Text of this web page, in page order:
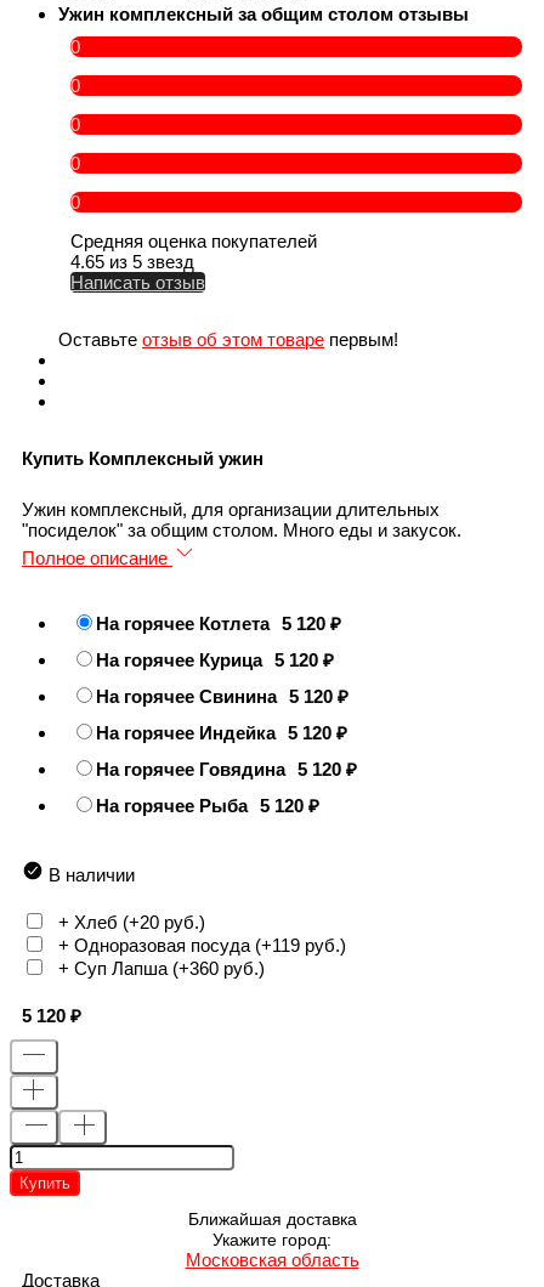
Ужин комплексный за общим столом отзывы
0
0
0
0
0
Средняя оценка покупателей
4.65 из 5 звезд
Написать отзыв
Оставьте отзыв об этом товаре первым!
Купить Комплексный ужин
Ужин комплексный, для организации длительных
"посиделок" за общим столом. Много еды и закусок.
Полное описание
На горячее Котлета 5 120
На горячее Курица 5 120
На горячее Свинина 5 120
На горячее Индейка 5 120
На горячее Говядина 5 120
На горячее Рыба 5 120
В наличии
+ Хлеб (+20 руб.)
+ Одноразовая посуда (+119 руб.)
+ Суп Лапша (+360 руб.)
5 120
Купить
Ближайшая доставка
Укажите город:
Московская область
Доставка